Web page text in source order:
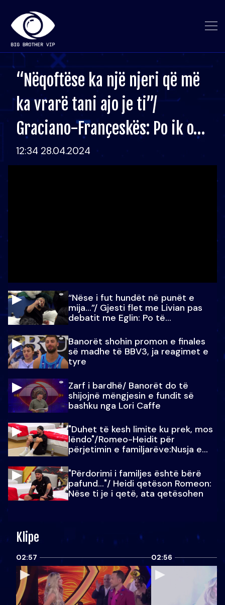
“Nëqoftëse ka një njeri që më
ka vrarë tani ajo je ti”/
Graciano-Françeskës: Po ik o…
12:34 28.04.2024
“Nëse i fut hundët në punët e
mija…”/ Gjesti flet me Livian pas
debatit me Eglin: Po të
Banorët shohin promon e finales
së madhe të BBV3, ja reagimet e
tyre
Zarf i bardhë/ Banorët do të
shijojnë mëngjesin e fundit së
bashku nga Lori Caffe
"Duhet të kesh limite ku prek, mos
lëndo"/Romeo-Heidit për
përjetimin e familjarëve:Nusja e
"Përdorimi i familjes është bërë
pafund…"/ Heidi qetëson Romeon:
Nëse ti je i qetë, ata qetësohen
Klipe
02:57 02:56